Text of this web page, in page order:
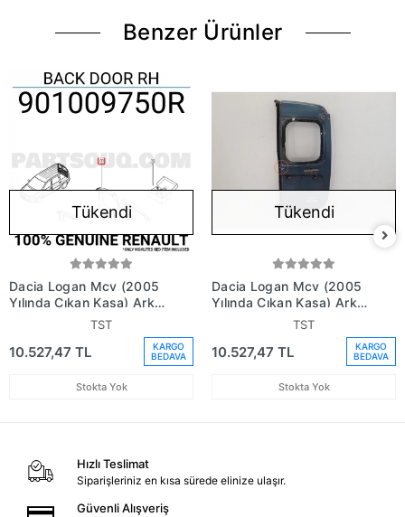
Benzer Ürünler
Tükendi
Dacia Logan Mcv (2005
Yılında Çıkan Kasa) Arka
Kapı Camsız Sağ (Oem
TST
10.527,47 TL
KARGO
BEDAVA
Stokta Yok
Tükendi
Dacia Logan Mcv (2005
Yılında Çıkan Kasa) Arka
Kapı Camlı Sağ (Oem No:
TST
10.527,47 TL
KARGO
BEDAVA
Stokta Yok
Hızlı Teslimat
Siparişleriniz en kısa sürede elinize ulaşır.
Güvenli Alışveriş